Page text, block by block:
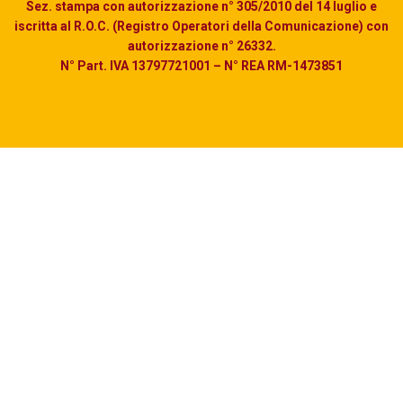
Sez. stampa con autorizzazione n° 305/2010 del 14 luglio e
iscritta al R.O.C. (Registro Operatori della Comunicazione) con
autorizzazione n° 26332.
N° Part. IVA 13797721001 – N° REA RM-1473851